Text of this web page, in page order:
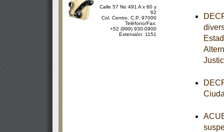
Calle 57 No 491 A x 60 y
62
Col. Centro, C.P. 97000
Teléfono/Fax:
+52 (999) 930-0900
Extensión: 1151